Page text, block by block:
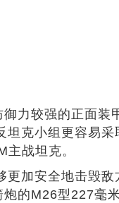
力较强的正面
克小组更容易
战坦克。
加安全地击毁
的M26型227毫